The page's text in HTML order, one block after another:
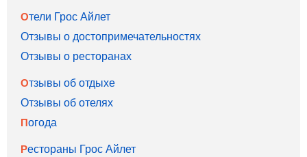
Отели Грос Айлет
Отзывы о достопримечательностях
Отзывы о ресторанах
Отзывы об отдыхе
Отзывы об отелях
Погода
Рестораны Грос Айлет